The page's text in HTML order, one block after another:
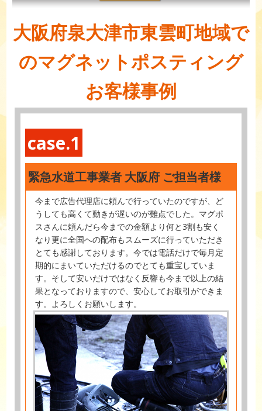
大阪府泉大津市東雲町地域で
のマグネットポスティング
お客様事例
case.1
緊急水道工事業者 大阪府 ご担当者様
今まで広告代理店に頼んで行っていたのですが、ど
うしても高くて動きが遅いのが難点でした。マグポ
スさんに頼んだら今までの金額より何と3割も安く
なり更に全国への配布もスムーズに行っていただき
とても感謝しております。今では電話だけで毎月定
期的にまいていただけるのでとても重宝していま
す。そして安いだけではなく反響も今まで以上の結
果となっておりますので、安心してお取引ができま
す。よろしくお願いします。